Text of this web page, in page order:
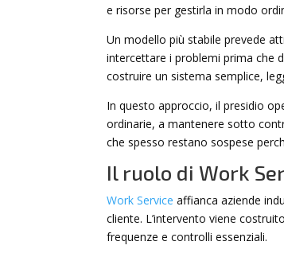
e risorse per gestirla in modo
Un modello più stabile prevede
intercettare i problemi prima che
costruire un sistema semplice,
In questo approccio, il presidio
ordinarie, a mantenere sotto
che spesso restano sospese
Il ruolo di Work
Work Service affianca aziende
cliente. L’intervento viene
frequenze e controlli essenziali.